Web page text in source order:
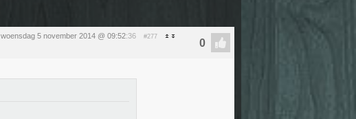
woensdag 5 november 2014 @ 09:52:36 #277